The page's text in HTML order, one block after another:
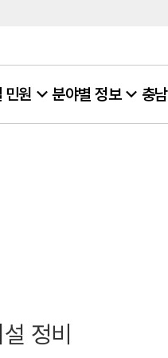
민원 분야별 정보 충
정비